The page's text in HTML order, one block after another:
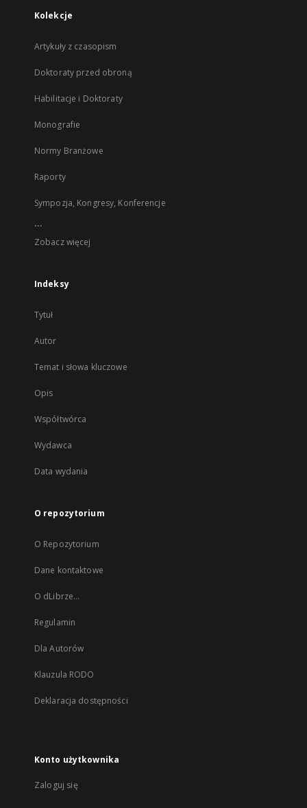
Kolekcje
Artykuły z czasopism
Doktoraty przed obroną
Habilitacje i Doktoraty
Monografie
Normy Branżowe
Raporty
Sympozja, Kongresy, Konferencje
...
Zobacz więcej
Indeksy
Tytuł
Autor
Temat i słowa kluczowe
Opis
Współtwórca
Wydawca
Data wydania
O repozytorium
O Repozytorium
Dane kontaktowe
O dLibrze...
Regulamin
Dla Autorów
Klauzula RODO
Deklaracja dostępności
Konto użytkownika
Zaloguj się